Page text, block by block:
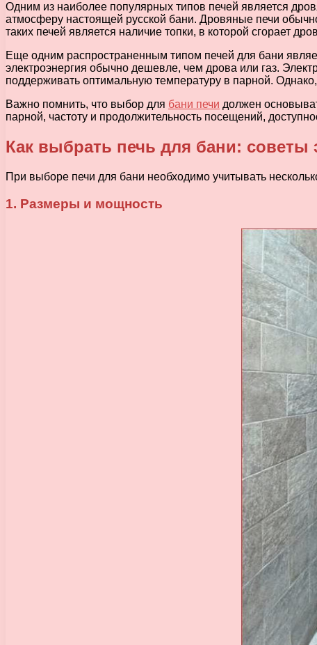
Одним из наиболее популярных типов печей является
атмосферу настоящей русской бани. Дровяные печи
таких печей является наличие топки, в которой сгорает
Еще одним распространенным типом печей для бани
электроэнергия обычно дешевле, чем дрова или газ.
поддерживать оптимальную температуру в парной.
Важно помнить, что выбор для бани печи должен
парной, частоту и продолжительность посещений,
Как выбрать печь для бани: советы
При выборе печи для бани необходимо учитывать
1. Размеры и мощность